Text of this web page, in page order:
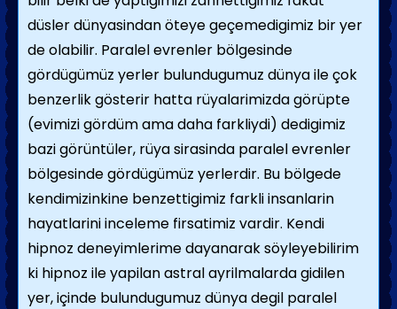
düsler dünyasindan öteye geçemedigimiz bir yer
de olabilir. Paralel evrenler bölgesinde
gördügümüz yerler bulundugumuz dünya ile çok
benzerlik gösterir hatta rüyalarimizda görüpte
(evimizi gördüm ama daha farkliydi) dedigimiz
bazi görüntüler, rüya sirasinda paralel evrenler
bölgesinde gördügümüz yerlerdir. Bu bölgede
kendimizinkine benzettigimiz farkli insanlarin
hayatlarini inceleme firsatimiz vardir. Kendi
hipnoz deneyimlerime dayanarak söyleyebilirim
ki hipnoz ile yapilan astral ayrilmalarda gidilen
yer, içinde bulundugumuz dünya degil paralel